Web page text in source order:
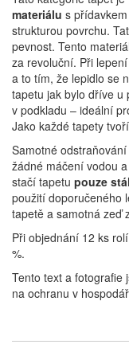
materiálu s
strukturou povrchu.
pevnost. Tento
za revoluční. Při
a to tím, že lepidlo se
tapetu jak bylo dříve u
v podkladu – ideální
Jako každé tapety tvoří
Samotné
žádné máčení vodou
stačí tapetu pouze
použití doporučeného
tapetě a samotná zeď
Při objednání 12 ks
%.
Tento text a fotografie
na ochranu v